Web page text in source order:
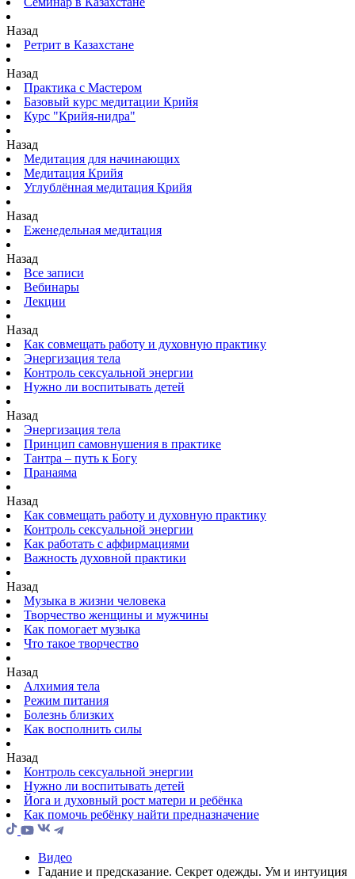
Назад
Ретрит в Казахстане
Назад
Практика с Мастером
Базовый курс медитации Крийя
Курс "Крийя-нидра"
Назад
Медитация для начинающих
Медитация Крийя
Углублённая медитация Крийя
Назад
Еженедельная медитация
Назад
Все записи
Вебинары
Лекции
Назад
Как совмещать работу и духовную практику
Энергизация тела
Контроль сексуальной энергии
Нужно ли воспитывать детей
Назад
Энергизация тела
Принцип самовнушения в практике
Тантра – путь к Богу
Пранаяма
Назад
Как совмещать работу и духовную практику
Контроль сексуальной энергии
Как работать с аффирмациями
Важность духовной практики
Назад
Музыка в жизни человека
Творчество женщины и мужчины
Как помогает музыка
Что такое творчество
Назад
Алхимия тела
Режим питания
Болезнь близких
Как восполнить силы
Назад
Контроль сексуальной энергии
Нужно ли воспитывать детей
Йога и духовный рост матери и ребёнка
Как помочь ребёнку найти предназначение
Видео
Гадание и предсказание. Секрет одежды. Ум и интуиция